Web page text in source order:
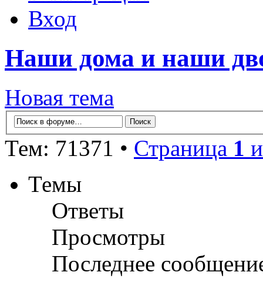
Вход
Наши дома и наши
Новая тема
Тем: 71371 • Страница 1
Темы
Ответы
Просмотры
Последнее